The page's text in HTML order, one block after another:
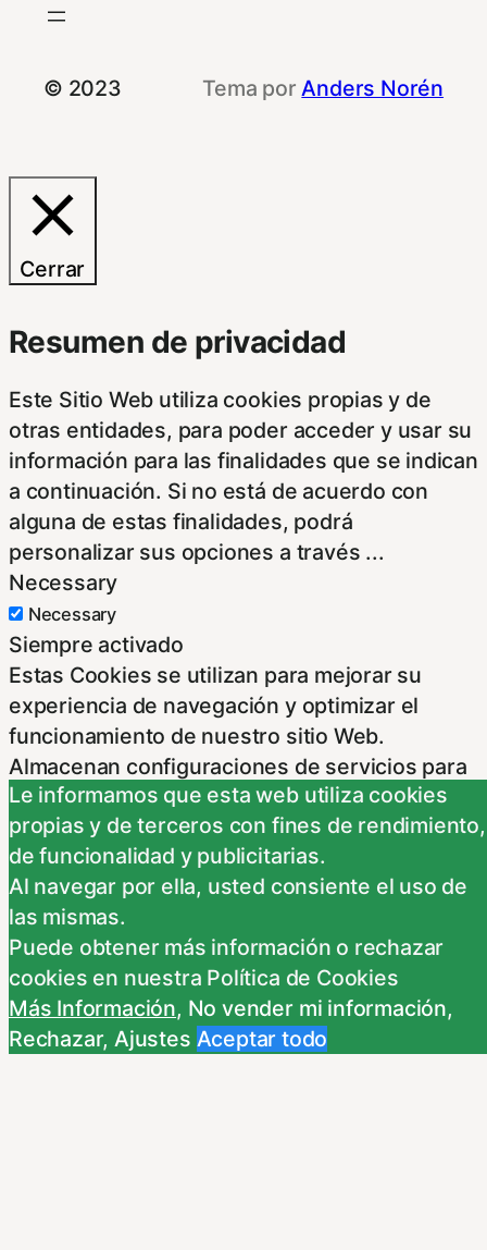
© 2023 Tema por Anders Norén
Le informamos que esta web utiliza cookies
propias y de terceros con fines de rendimiento,
de funcionalidad y publicitarias.
Al navegar por ella, usted consiente el uso de
las mismas.
Puede obtener más información o rechazar
cookies en nuestra Política de Cookies
Más Información, No vender mi información,
Rechazar,Ajustes Aceptar todo
Cerrar
Resumen de privacidad
Este Sitio Web utiliza cookies propias y de
otras entidades, para poder acceder y usar su
información para las finalidades que se indican
a continuación. Si no está de acuerdo con
alguna de estas finalidades, podrá
personalizar sus opciones a través ...
Necessary
Necessary
Siempre activado
Estas Cookies se utilizan para mejorar su
experiencia de navegación y optimizar el
funcionamiento de nuestro sitio Web.
Almacenan configuraciones de servicios para
que no tenga que reconfigurarlos cada vez
que nos visite. Para saber más puedes
dirigirte a nuestra politica de cookies.
Non-necessary
Non-necessary
Estas cookies no son necesarias para el
funcionamiento del sitio y pueden ser
rechazadas. Para saber más puedes dirigirte a
nuestra politica de cookies. Si cambias los